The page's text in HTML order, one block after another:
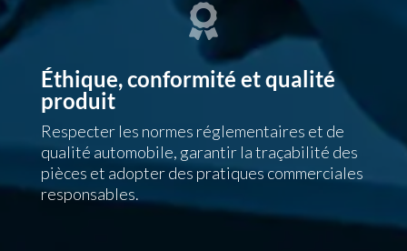

Éthique, conformité et qualité
produit
Respecter les normes réglementaires et de
qualité automobile, garantir la traçabilité des
pièces et adopter des pratiques commerciales
responsables.